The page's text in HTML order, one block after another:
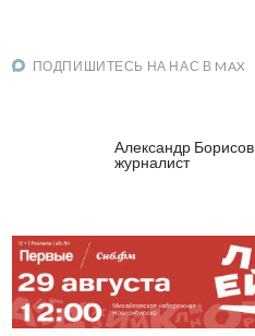
ПОДПИШИТЕСЬ НА НАС В MAX
Александр Борисов
журналист